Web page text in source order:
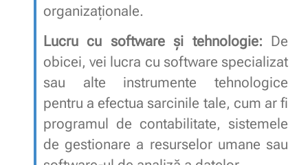
organizaționale.
Lucru cu software și tehnologie:
De
obicei, vei lucra cu software specializat
sau alte instrumente tehnologice
pentru a efectua sarcinile tale, cum ar fi
programul de contabilitate, sistemele
de gestionare a resurselor umane sau